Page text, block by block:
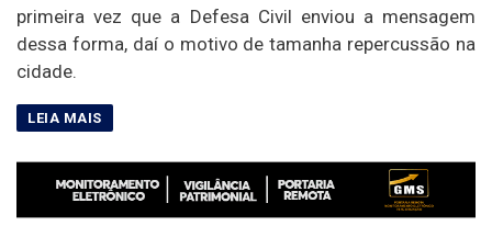
primeira vez que a Defesa Civil enviou a mensagem
dessa forma, daí o motivo de tamanha repercussão na
cidade.